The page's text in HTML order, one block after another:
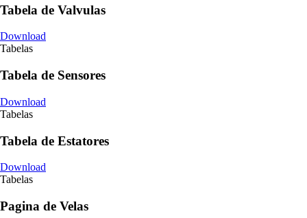
Tabela de Valvulas
Download
Tabelas
Tabela de Sensores
Download
Tabelas
Tabela de Estatores
Download
Tabelas
Pagina de Velas